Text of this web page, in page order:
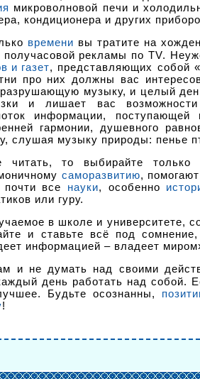
микроволновой печи и
кондиционера и других
времени вы тратите на
получасовой рекламы по TV.
и газет, представляющих собой
про них должны вас
музыку, и целый
и лишает вас
информации,
гармонии, душевного
слушая музыку природы: пенье
читать, то выбирайте
саморазвитию,
почти все науки, особенно
или гуру.
в школе и университете,
и ставьте всё под
информацией – владеет
день работать над
Будьте осознанны,
!